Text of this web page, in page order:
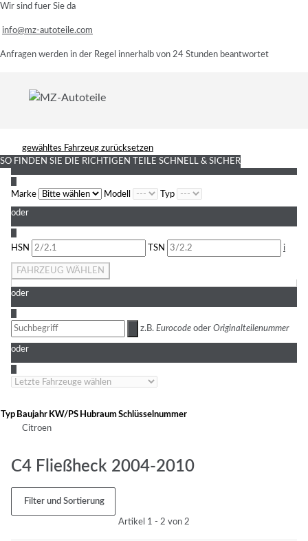
Wir sind fuer Sie da
info@mz-autoteile.com
Anfragen werden in der Regel innerhalb von 24 Stunden beantwortet
gewähltes Fahrzeug zurücksetzen
SO FINDEN SIE DIE RICHTIGEN TEILE SCHNELL & SICHER
Marke
Modell Typ
oder
HSN
TSN i
FAHRZEUG WÄHLEN
oder
z.B. Eurocode oder Originalteilenummer
oder
Typ Baujahr KW/PS HubraumSchlüsselnummer
Citroen
C4 Fließheck 2004-2010
Filter und Sortierung
Artikel 1 - 2 von 2